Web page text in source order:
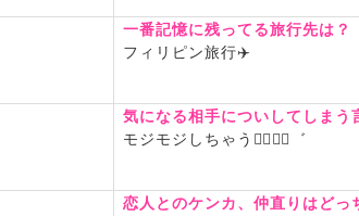
🫧3/22(日) 12:00～23:00
˖ ࣪⊹ ┈┈⊹ ࣪˖ ┈┈˖ ࣪⊹⊹ ࣪˖ ┈┈ ˖
⊹ ┈┈⊹ ࣪˖ ┈┈˖ ࣪⊹
↑↑↑↑↑
一番記憶に残ってる旅行先は？
フィリピン旅行✈️
気になる相手についしてしまう
モジモジしちゃう👉🏻👈🏻゛
恋人とのケンカ、仲直りはどっ